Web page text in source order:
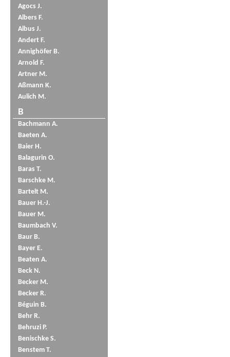
Agocs J.
Albers F.
Albus J.
Andert F.
Annighöfer B.
Arnold F.
Artner M.
Aßmann K.
Aulich M.
B
Bachmann A.
Baeten A.
Baier H.
Balagurin O.
Baras T.
Barschke M.
Bartelt M.
Bauer H.-J.
Bauer M.
Baumbach V.
Baur B.
Bayer E.
Beaten A.
Beck N.
Becker M.
Becker R.
Béguin B.
Behr R.
Behruzi P.
Benischke S.
Benstem T.